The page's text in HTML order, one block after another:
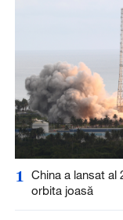
1
China a lansat al
orbita joasă